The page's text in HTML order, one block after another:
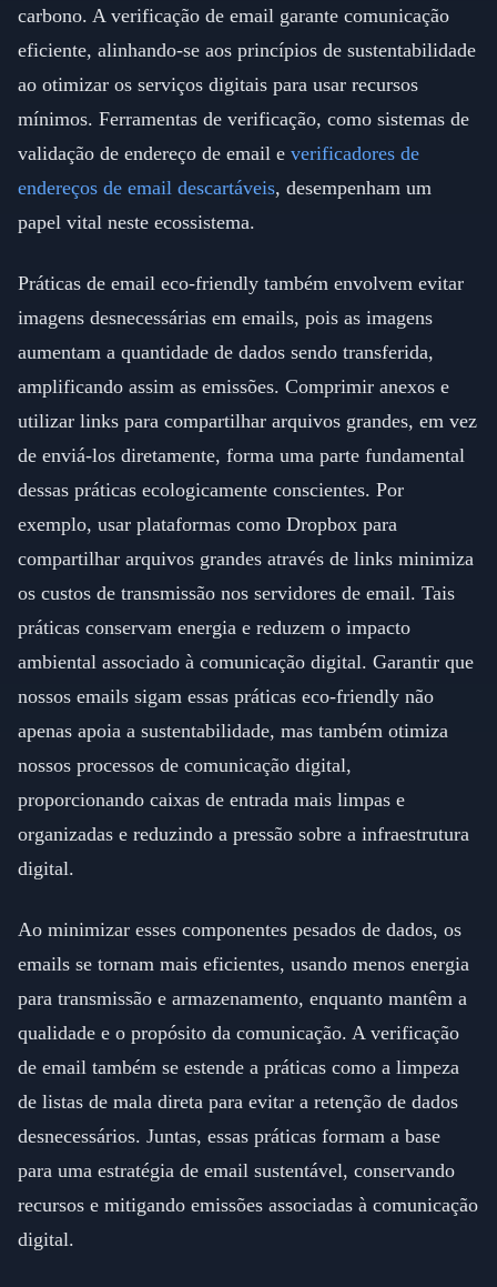
carbono. A verificação de email garante comunicação
eficiente, alinhando-se aos princípios de sustentabilidade
ao otimizar os serviços digitais para usar recursos
mínimos. Ferramentas de verificação, como sistemas de
validação de endereço de email e verificadores de
endereços de email descartáveis, desempenham um
papel vital neste ecossistema.
Práticas de email eco-friendly também envolvem evitar
imagens desnecessárias em emails, pois as imagens
aumentam a quantidade de dados sendo transferida,
amplificando assim as emissões. Comprimir anexos e
utilizar links para compartilhar arquivos grandes, em vez
de enviá-los diretamente, forma uma parte fundamental
dessas práticas ecologicamente conscientes. Por
exemplo, usar plataformas como Dropbox para
compartilhar arquivos grandes através de links minimiza
os custos de transmissão nos servidores de email. Tais
práticas conservam energia e reduzem o impacto
ambiental associado à comunicação digital. Garantir que
nossos emails sigam essas práticas eco-friendly não
apenas apoia a sustentabilidade, mas também otimiza
nossos processos de comunicação digital,
proporcionando caixas de entrada mais limpas e
organizadas e reduzindo a pressão sobre a infraestrutura
digital.
Ao minimizar esses componentes pesados de dados, os
emails se tornam mais eficientes, usando menos energia
para transmissão e armazenamento, enquanto mantêm a
qualidade e o propósito da comunicação. A verificação
de email também se estende a práticas como a limpeza
de listas de mala direta para evitar a retenção de dados
desnecessários. Juntas, essas práticas formam a base
para uma estratégia de email sustentável, conservando
recursos e mitigando emissões associadas à comunicação
digital.